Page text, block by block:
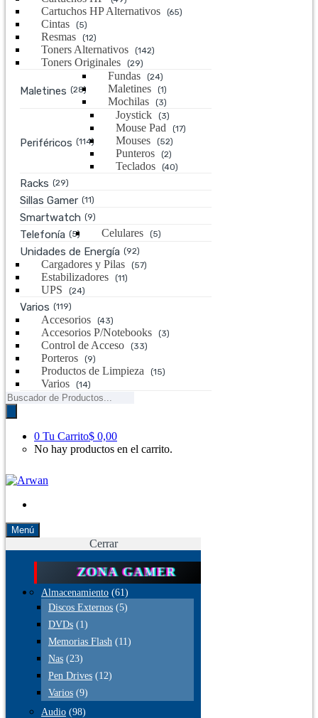
Cartuchos HP Alternativos (65)
Cintas (5)
Resmas (12)
Toners Alternativos (142)
Toners Originales (29)
Maletines (28)
Fundas (24)
Maletines (1)
Mochilas (3)
Periféricos (114)
Joystick (3)
Mouse Pad (17)
Mouses (52)
Punteros (2)
Teclados (40)
Racks (29)
Sillas Gamer (11)
Smartwatch (9)
Telefonía (5) Celulares (5)
Unidades de Energía (92)
Cargadores y Pilas (57)
Estabilizadores (11)
UPS (24)
Varios (119)
Accesorios (43)
Accesorios P/Notebooks (3)
Control de Acceso (33)
Porteros (9)
Productos de Limpieza (15)
Varios (14)
Búsqueda
de
productos
0 Tu Carrito$ 0,00
No hay productos en el carrito.
Menú
Cerrar
ZONA GAMER
Almacenamiento (61)
Discos Externos (5)
DVDs (1)
Memorias Flash (11)
Nas (23)
Pen Drives (12)
Varios (9)
Audio (98)